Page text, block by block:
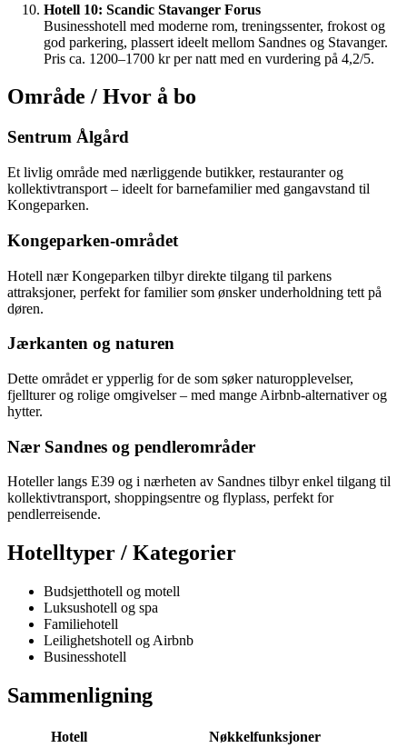
Hotell 10: Scandic Stavanger Forus
Businesshotell med moderne rom, treningssenter, frokost og
god parkering, plassert ideelt mellom Sandnes og Stavanger.
Pris ca. 1200–1700 kr per natt med en vurdering på 4,2/5.
Område / Hvor å bo
Sentrum Ålgård
Et livlig område med nærliggende butikker, restauranter og
kollektivtransport – ideelt for barnefamilier med gangavstand til
Kongeparken.
Kongeparken-området
Hotell nær Kongeparken tilbyr direkte tilgang til parkens
attraksjoner, perfekt for familier som ønsker underholdning tett på
døren.
Jærkanten og naturen
Dette området er ypperlig for de som søker naturopplevelser,
fjellturer og rolige omgivelser – med mange Airbnb-alternativer og
hytter.
Nær Sandnes og pendlerområder
Hoteller langs E39 og i nærheten av Sandnes tilbyr enkel tilgang til
kollektivtransport, shoppingsentre og flyplass, perfekt for
pendlerreisende.
Hotelltyper / Kategorier
Budsjetthotell og motell
Luksushotell og spa
Familiehotell
Leilighetshotell og Airbnb
Businesshotell
Sammenligning
Hotell
Nøkkelfunksjoner